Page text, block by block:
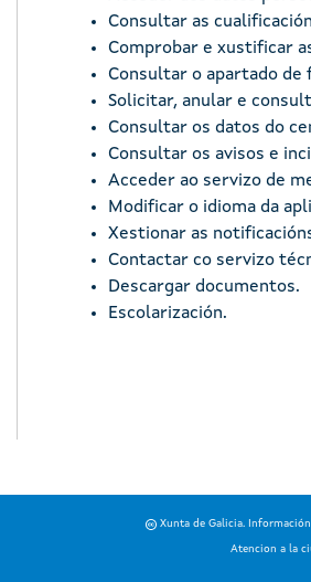
Consultar as
Comprobar e xustificar
Consultar o apartado de
Solicitar, anular e
Consultar os datos do
Consultar os avisos e
Acceder ao servizo de
Modificar o idioma da
Xestionar as
Contactar co servizo
Descargar documentos.
Escolarización.
Xunta de Galicia.
Atencion a la